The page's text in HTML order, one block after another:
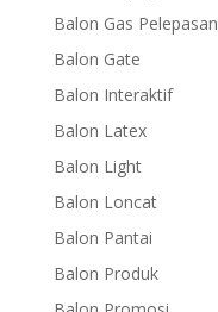
Balon Gas Pelepasan
Balon Gate
Balon Interaktif
Balon Latex
Balon Light
Balon Loncat
Balon Pantai
Balon Produk